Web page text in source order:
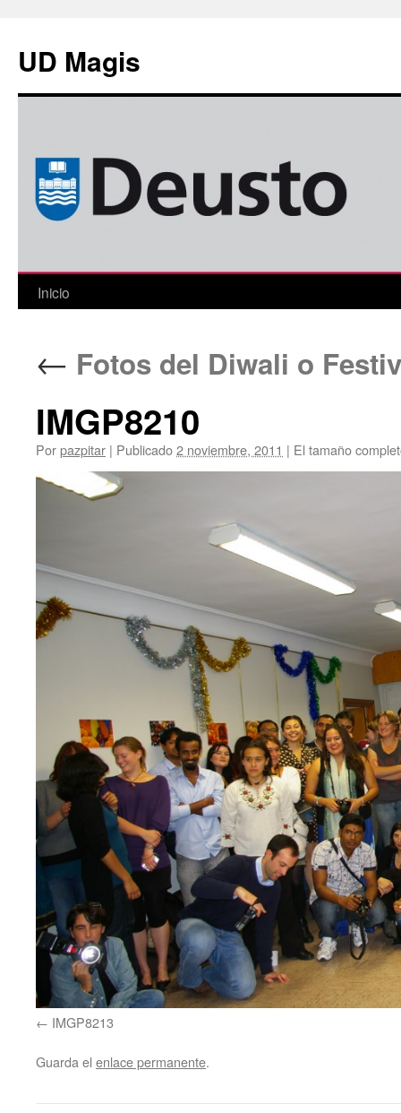
contenido
UD Magis
Inicio
← Fotos del Diwali o
IMGP8210
Porpazpitar | Publicado2 noviembre, 2011 | El tamaño
IMGP8213
Guarda el enlace permanente.